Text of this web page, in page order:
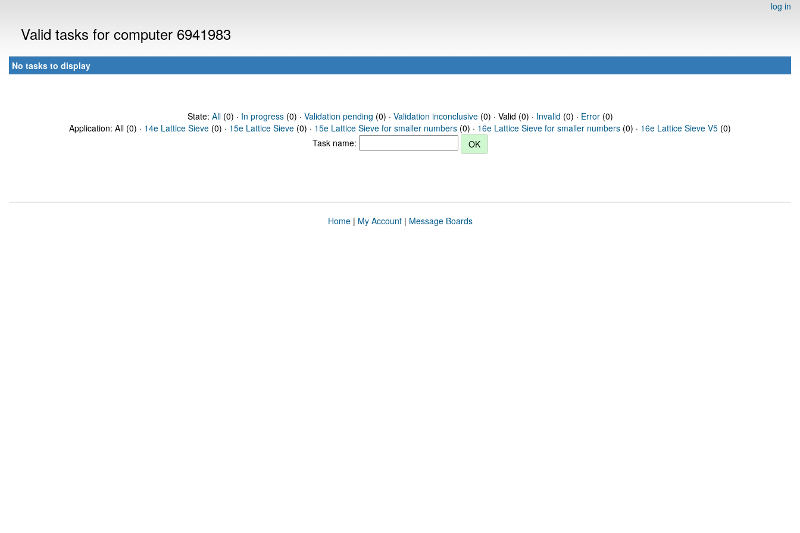
log in
Valid tasks for computer 6941983
No tasks to display
State: All(0) · In progress(0) · Validation pending (0) · Validation inconclusive(0) · Valid (0) · Invalid (0) · Error(0)
Application: All (0) · 14e Lattice Sieve (0) · 15e Lattice Sieve (0) · 15e Lattice Sieve for smaller numbers (0) · 16e Lattice Sieve for smaller numbers (0) · 16e Lattice Sieve V5 (0)
Task name:
Home| My Account| Message Boards